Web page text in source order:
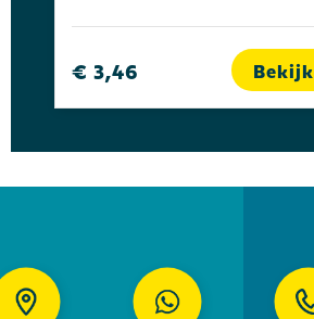
€ 3,46 Bekijk